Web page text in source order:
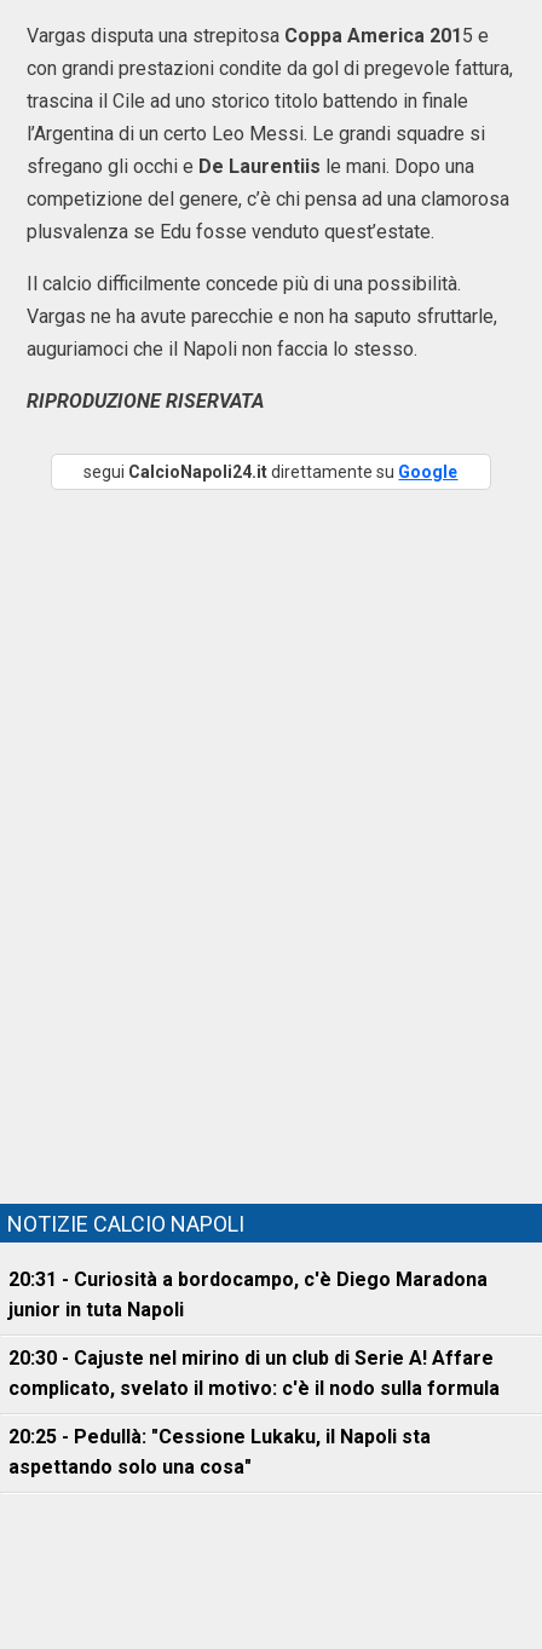
Vargas disputa una strepitosa Coppa America 2015 e
con grandi prestazioni condite da gol di pregevole fattura,
trascina il Cile ad uno storico titolo battendo in finale
l’Argentina di un certo Leo Messi. Le grandi squadre si
sfregano gli occhi e De Laurentiis le mani. Dopo una
competizione del genere, c’è chi pensa ad una clamorosa
plusvalenza se Edu fosse venduto quest’estate.
Il calcio difficilmente concede più di una possibilità.
Vargas ne ha avute parecchie e non ha saputo sfruttarle,
auguriamoci che il Napoli non faccia lo stesso.
RIPRODUZIONE RISERVATA
segui CalcioNapoli24.itdirettamente su Google
NOTIZIE CALCIO NAPOLI
20:31 - Curiosità a bordocampo, c'è Diego Maradona
junior in tuta Napoli
20:30 - Cajuste nel mirino di un club di Serie A! Affare
complicato, svelato il motivo: c'è il nodo sulla formula
20:25 - Pedullà: "Cessione Lukaku, il Napoli sta
aspettando solo una cosa"